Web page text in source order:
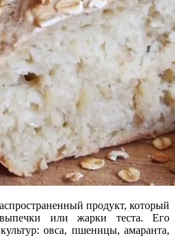
продукт, который
или жарки теста. Его
овса, пшеницы, амаранта,